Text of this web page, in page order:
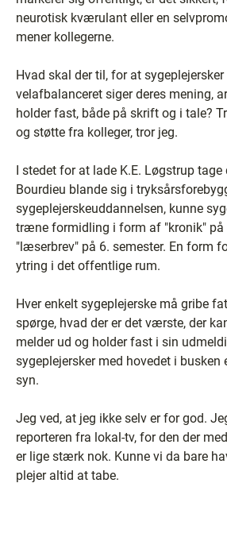
neurotisk kværulant eller en
mener kollegerne.
Hvad skal der til, for at
velafbalanceret siger deres mening,
holder fast, både på skrift og i tale?
og støtte fra kolleger, tror jeg.
I stedet for at lade K.E. Løgstrup
Bourdieu blande sig i
sygeplejerskeuddannelsen, kunne
træne formidling i form af "kronik" på
"læserbrev" på 6. semester. En form
ytring i det offentlige rum.
Hver enkelt sygeplejerske må gribe
spørge, hvad der er det værste, der
melder ud og holder fast i sin
sygeplejersker med hovedet i busken
syn.
Jeg ved, at jeg ikke selv er for god.
reporteren fra lokal-tv, for den der
er lige stærk nok. Kunne vi da bare
plejer altid at tabe.